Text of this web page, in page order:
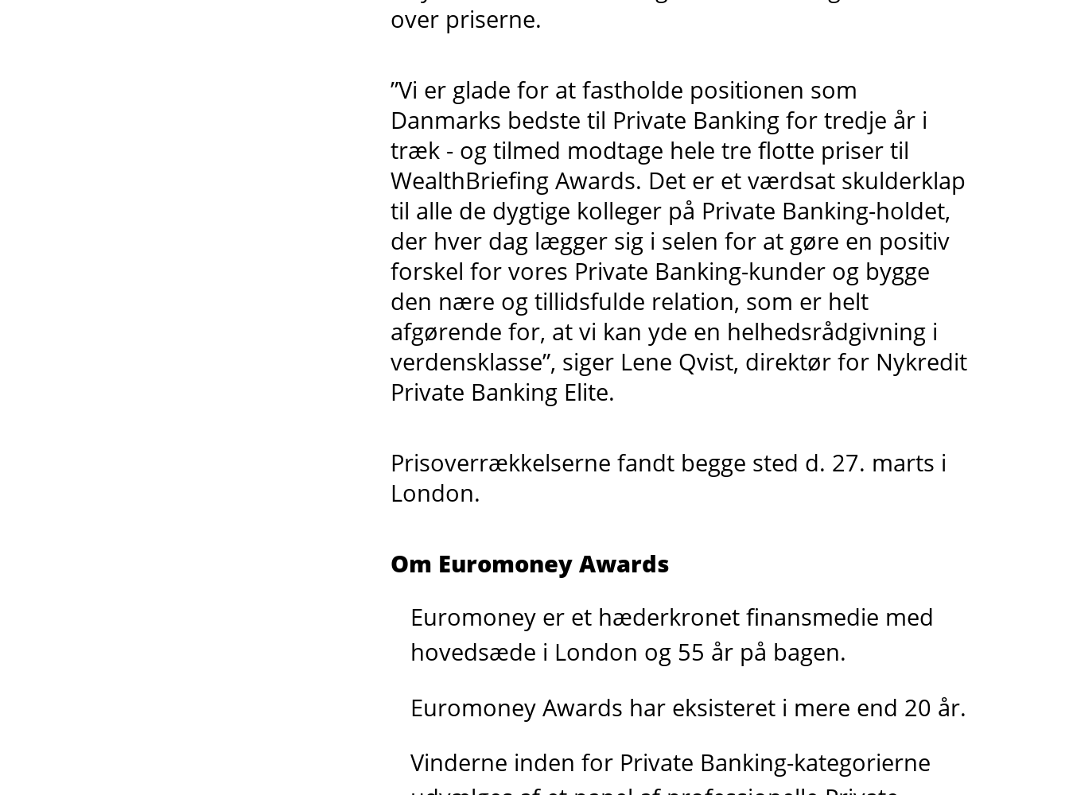
over priserne.
”Vi er glade for at fastholde positionen som
Danmarks bedste til Private Banking for tredje år i
træk - og tilmed modtage hele tre flotte priser til
WealthBriefing Awards. Det er et værdsat skulderklap
til alle de dygtige kolleger på Private Banking-holdet,
der hver dag lægger sig i selen for at gøre en positiv
forskel for vores Private Banking-kunder og bygge
den nære og tillidsfulde relation, som er helt
afgørende for, at vi kan yde en helhedsrådgivning i
verdensklasse”, siger Lene Qvist, direktør for Nykredit
Private Banking Elite.
Prisoverrækkelserne fandt begge sted d. 27. marts i
London.
Om Euromoney Awards
Euromoney er et hæderkronet finansmedie med
hovedsæde i London og 55 år på bagen.
Euromoney Awards har eksisteret i mere end 20 år.
Vinderne inden for Private Banking-kategorierne